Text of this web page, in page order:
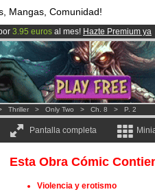
Mangas, Comunidad!
3.95 euros al mes! Hazte Premium ya
y 1000Cómics y Mangas!.
desormado lanzado!.
Thriller > Only Two > Ch. 8 > P. 2
Pantalla completa
Esta Obra Cómic
Violencia y erotismo